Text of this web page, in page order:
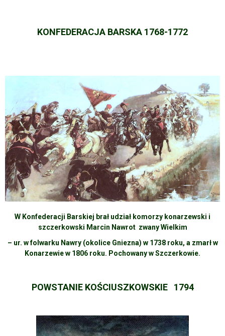
KONFEDERACJA BARSKA 1768-1772
W Konfederacji Barskiej brał udział komorzy konarzewski i
szczerkowski Marcin Nawrot zwany Wielkim
– ur. w folwarku Nawry (okolice Gniezna) w 1738 roku, a zmarł w
Konarzewie w 1806 roku. Pochowany w Szczerkowie.
POWSTANIE KOŚCIUSZKOWSKIE 1794